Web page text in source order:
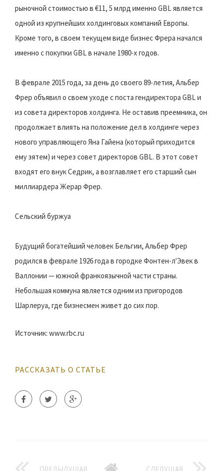
рыночной стоимостью в €11, 5 млрд именно GBL является
одной из крупнейших холдинговых компаний Европы.
Кроме того, в своем текущем виде бизнес Фрера начался
именно с покупки GBL в начале 1980-х годов.
В феврале 2015 года, за день до своего 89-летия, Альбер
Фрер объявил о своем уходе с поста гендиректора GBL и
из совета директоров холдинга. Не оставив преемника, он
продолжает влиять на положение дел в холдинге через
нового управляющего Яна Гайена (который приходится
ему зятем) и через совет директоров GBL. В этот совет
входят его внук Седрик, а возглавляет его старший сын
миллиардера Жерар Фрер.
Сельский буржуа
Будущий богатейший человек Бельгии, Альбер Фрер
родился в феврале 1926 года в городке Фонтен-л'Эвек в
Валлонии — южной франкоязычной части страны.
Небольшая коммуна является одним из пригородов
Шарлеруа, где бизнесмен живет до сих пор.
Источник: www.rbc.ru
РАССКАЗАТЬ О СТАТЬЕ
ПРЕДЫДУЩАЯ СЛЕДУЩАЯ